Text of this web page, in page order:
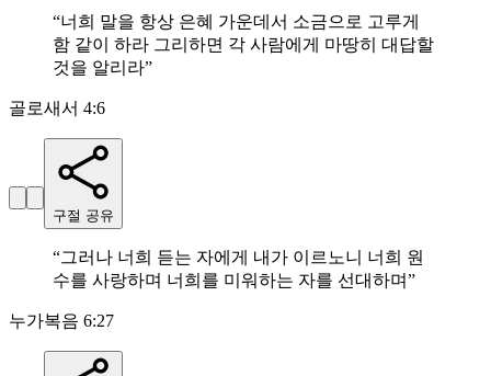
“너희 말을 항상 은혜 가운데서 소금으로 고루게
함 같이 하라 그리하면 각 사람에게 마땅히 대답할
것을 알리라”
골로새서 4:6
구절 공유
“그러나 너희 듣는 자에게 내가 이르노니 너희 원
수를 사랑하며 너희를 미워하는 자를 선대하며”
누가복음 6:27